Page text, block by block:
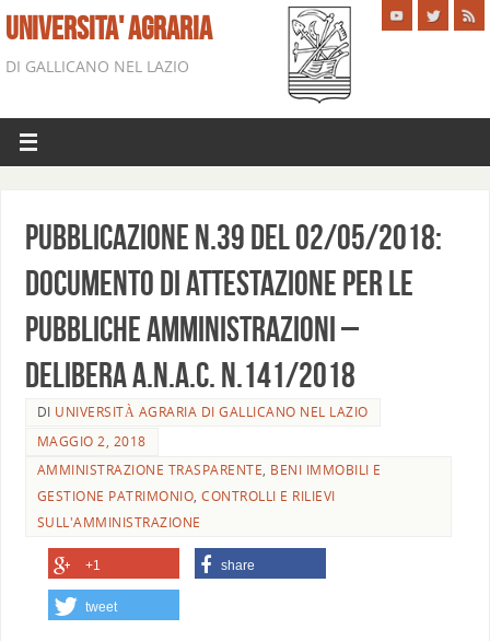
UNIVERSITA' AGRARIA
DI GALLICANO NEL LAZIO
Pubblicazione n.39 del 02/05/2018:
Documento di attestazione per le
pubbliche amministrazioni –
Delibera A.N.A.C. n.141/2018
DI UNIVERSITÀ AGRARIA DI GALLICANO NEL LAZIO
MAGGIO 2, 2018
AMMINISTRAZIONE TRASPARENTE, BENI IMMOBILI E
GESTIONE PATRIMONIO,CONTROLLI E RILIEVI
SULL'AMMINISTRAZIONE
+1 share
tweet